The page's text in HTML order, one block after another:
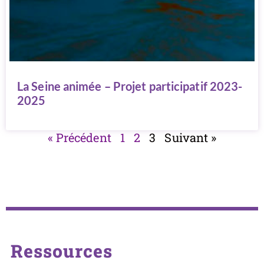
La Seine animée – Projet participatif 2023-
2025
« Précédent 1 2 3 Suivant »
Ressources